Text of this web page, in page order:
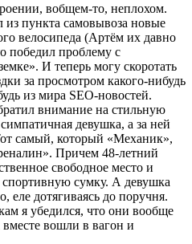
вобщем-то, неплохом.
из пункта самовывоза новые
велосипеда (Артём их давно
победил проблему с
И теперь могу скоротать
за просмотром какого-нибудь
из мира SEO-новостей.
внимание на стильную
девушка, а за ней
самый, который «Механик»,
Причем 48-летний
свободное место и
сумку. А девушка
еле дотягиваясь до поручня.
я убедился, что они вообще
вместе вошли в вагон и